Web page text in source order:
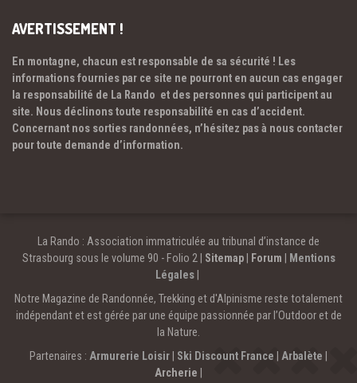
AVERTISSEMENT !
En montagne, chacun est responsable de sa sécurité ! Les
informations fournies par ce site ne pourront en aucun cas engager
la responsabilité de La Rando et des personnes qui participent au
site. Nous déclinons toute responsabilité en cas d’accident.
Concernant nos sorties randonnées, n’hésitez pas à nous contacter
pour toute demande d’information.
La Rando : Association immatriculée au tribunal d’instance de
Strasbourg sous le volume 90 - Folio 2 | Sitemap| Forum
Mentions
Légales
Notre Magazine de Randonnée, Trekking et d'Alpinisme reste totalement
indépendant et est gérée par une équipe passionnée par l’Outdoor et de
la Nature.
Partenaires : Armurerie Loisir Ski Discount France Arbalète
Archerie